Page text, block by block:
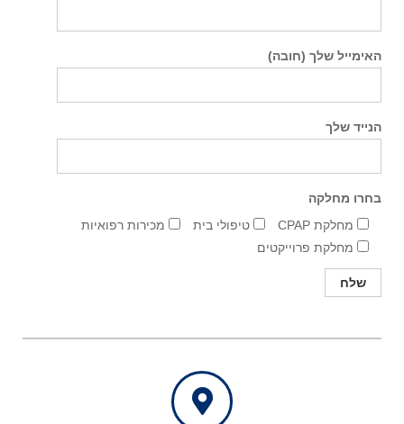
האימייל שלך (חובה)
הנייד שלך
בחרו מחלקה
מחלקת CPAP
טיפולי בית
מכירות רפואיות
מחלקת פרוייקטים